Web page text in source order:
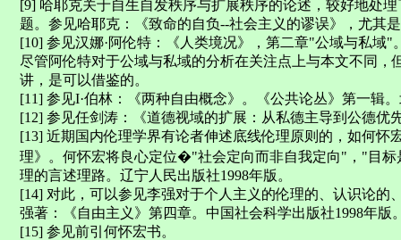
[9] 哈耶克关于自生自发秩序与扩展秩序的论述，较好地处
题。参见哈耶克：《致命的自负--社会主义的谬误》，尤其
[10] 参见汉娜·阿伦特：《人类境况》，第二章"公域与私域
尽管阿伦特对于公域与私域的分析在关注点上与本文不同
讲，是可以借鉴的。
[11] 参见I·伯林：《两种自由概念》。《公共论丛》第一辑
[12] 参见任剑涛：《道德视域的扩展：从私德主导到公德优
[13] 近期国内伦理学界有论者伸述底线伦理原则的，如何怀
理》。何怀宏将良心定位�"社会定向而非自我定向"，"目
理的言述理路。辽宁人民出版社1998年版。
[14] 对此，可以参见李强对于个人主义的伦理的、认识论的
强著：《自由主义》第四章。中国社会科学出版社1998年版
[15] 参见前引何怀宏书。